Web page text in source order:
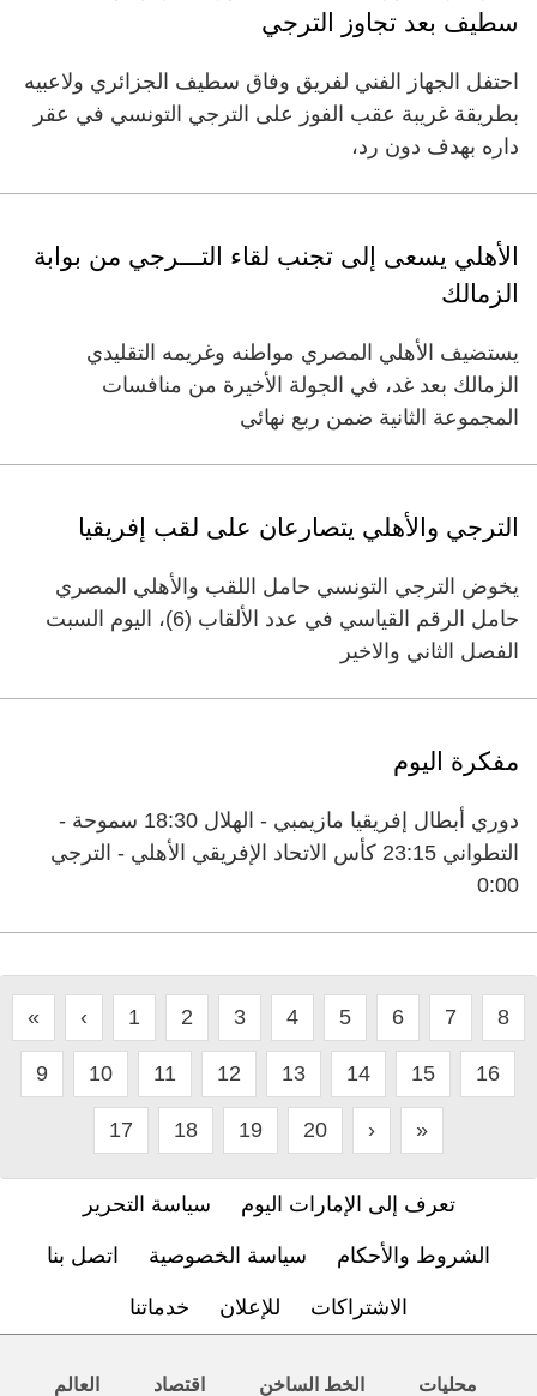
سطيف بعد تجاوز الترجي
احتفل الجهاز الفني لفريق وفاق سطيف الجزائري ولاعبيه
بطريقة غريبة عقب الفوز على الترجي التونسي في عقر
داره بهدف دون رد،
الأهلي يسعى إلى تجنب لقاء التـــرجي من بوابة
الزمالك
يستضيف الأهلي المصري مواطنه وغريمه التقليدي
الزمالك بعد غد، في الجولة الأخيرة من منافسات
المجموعة الثانية ضمن ربع نهائي
الترجي والأهلي يتصارعان على لقب إفريقيا
يخوض الترجي التونسي حامل اللقب والأهلي المصري
حامل الرقم القياسي في عدد الألقاب (‬6)، اليوم السبت
الفصل الثاني والاخير
مفكرة اليوم
دوري أبطال إفريقيا مازيمبي - الهلال 18:30 سموحة -
التطواني 23:15 كأس الاتحاد الإفريقي الأهلي - الترجي
0:00
« ‹ 1 2 3 4 5 6 7 8
9 10 11 12 13 14 15 16
17 18 19 20 › »
تعرف إلى الإمارات اليوم سياسة التحرير
الشروط والأحكام سياسة الخصوصية اتصل بنا
الاشتراكات للإعلان خدماتنا
محليات الخط الساخن اقتصاد العالم